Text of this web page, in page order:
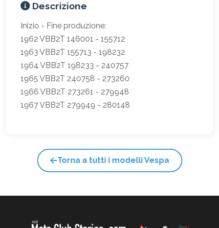
Descrizione
Inizio - Fine produzione:
1962 VBB2T 146001 - 155712
1963 VBB2T 155713 - 198232
1964 VBB2T 198233 - 240757
1965 VBB2T 240758 - 273260
1966 VBB2T 273261 - 279948
1967 VBB2T 279949 - 280148
Torna a tutti i modelli Vespa